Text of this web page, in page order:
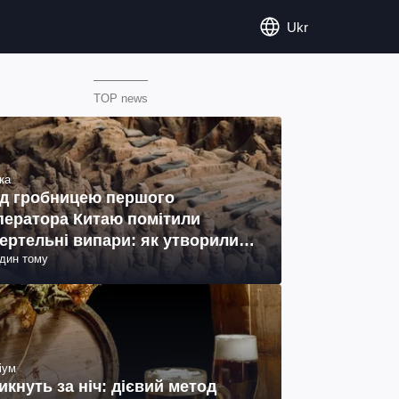
Ukr
TOP news
гробницею першого
Китаю помітили
випари: як утворились
тому
за ніч: дієвий метод